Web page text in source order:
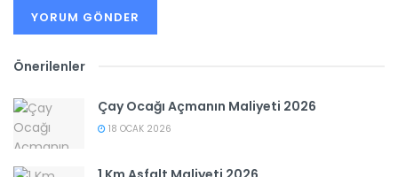
Önerilenler
Çay Ocağı Açmanın Maliyeti 2026
18 OCAK 2026